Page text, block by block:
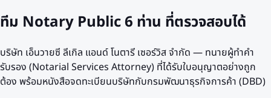
ทีม Notary Public6 ท่าน ที่ตรวจสอบได้
บริษัท เอ็นวายซี ลีเกิล แอนด์ โนตารี เซอร์วิส จำกัด — ทนายผู้ทำคำ
รับรอง (Notarial Services Attorney) ที่ได้รับใบอนุญาตอย่างถูก
ต้อง พร้อมหนังสือจดทะเบียนบริษัทกับกรมพัฒนาธุรกิจการค้า (DBD)